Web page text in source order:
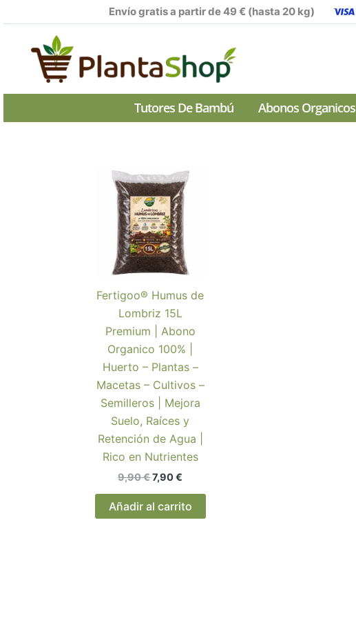
al
contenido
Envío gratis a partir de 49 € (hasta 20 kg)
Tutores De Bambú Abonos Organicos
Fertigoo® Humus de
Lombriz 15L
Premium | Abono
Organico 100% |
Huerto – Plantas –
Macetas – Cultivos –
Semilleros | Mejora
Suelo, Raíces y
Retención de Agua |
Rico en Nutrientes
9,90€El
original
era:
7,90€
actual
es:
Añadir al carrito